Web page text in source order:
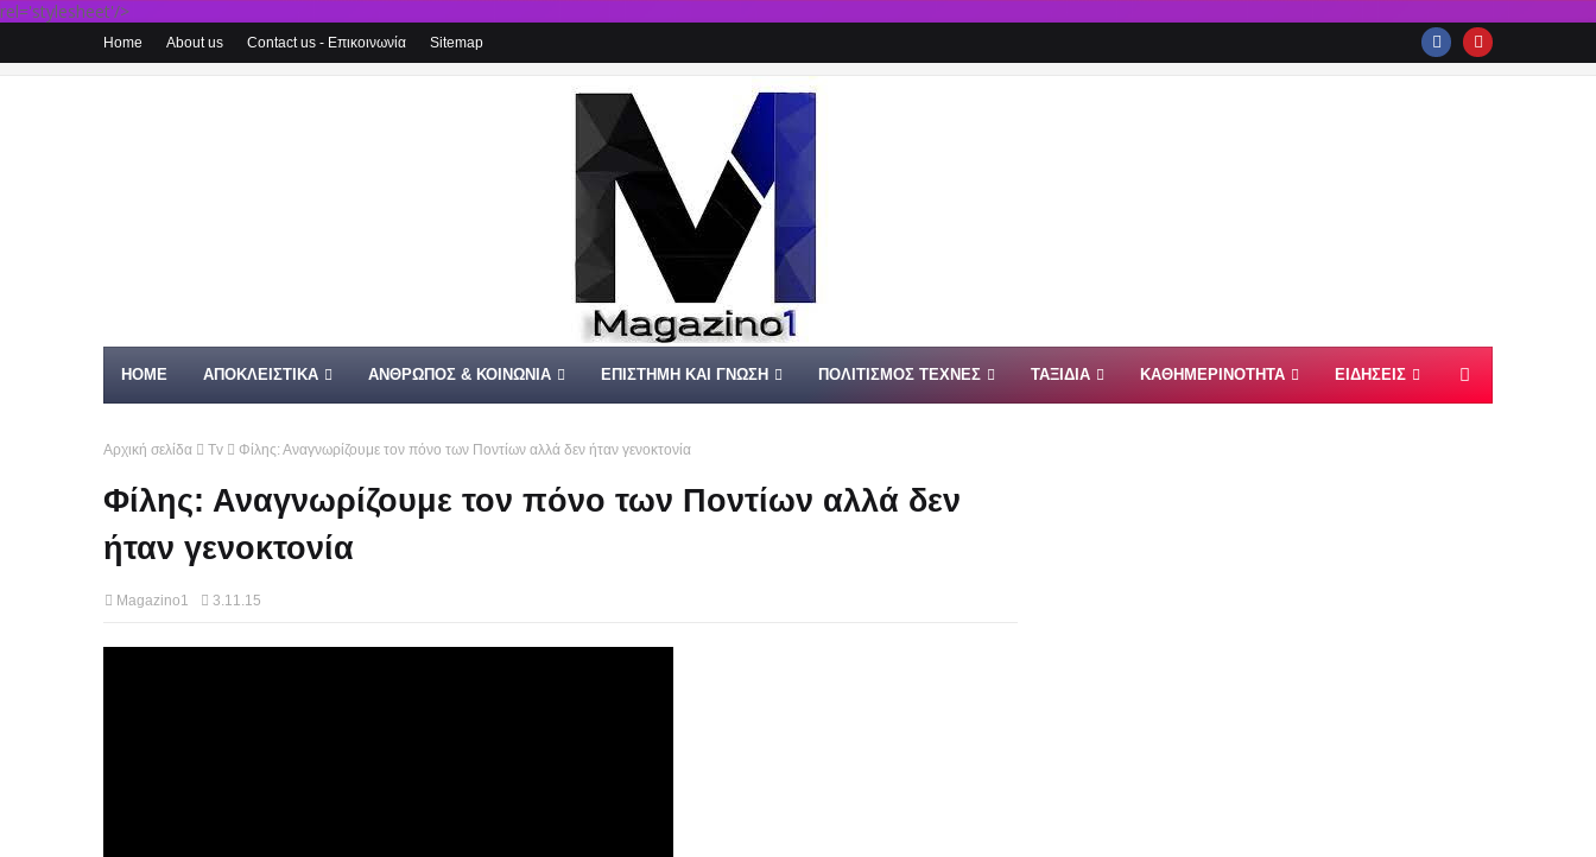
rel='stylesheet'/>
Home About us Contact us - Επικοινωνία Sitemap
HOME ΑΠΟΚΛΕΙΣΤΙΚΑ ΑΝΘΡΩΠΟΣ & ΚΟΙΝΩΝΙΑ ΕΠΙΣΤΗΜΗ ΚΑΙ ΓΝΩΣΗ ΠΟΛΙΤΙΣΜΟΣ ΤΕΧΝΕΣ ΤΑΞΙΔΙΑ ΚΑΘΗΜΕΡΙΝΟΤΗΤΑ ΕΙΔΗΣΕΙΣ
Αρχική σελίδα Tv Φίλης: Αναγνωρίζουμε τον πόνο των Ποντίων αλλά δεν ήταν γενοκτονία
Φίλης: Αναγνωρίζουμε τον πόνο των Ποντίων αλλά δεν
ήταν γενοκτονία
Magazino1 3.11.15